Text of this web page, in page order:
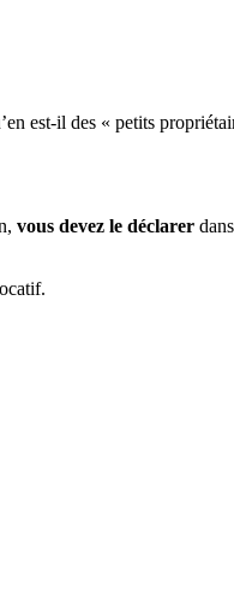
est-il des « petits
vous devez le déclarer